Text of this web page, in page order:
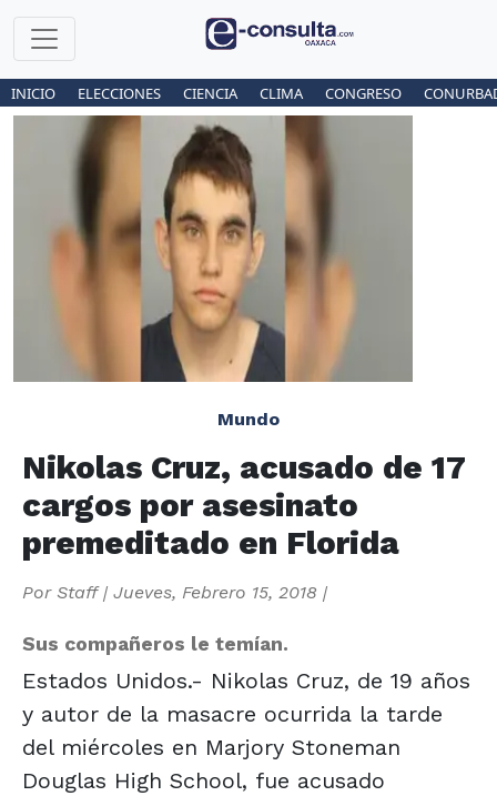
INICIO ELECCIONES CIENCIA CLIMA CONGRESO
Mundo
Nikolas Cruz, acusado de 17
cargos por asesinato
premeditado en Florida
Por Staff| Jueves, Febrero 15, 2018 |
Sus compañeros le temían.
Estados Unidos.- Nikolas Cruz, de 19 años
y autor de la masacre ocurrida la tarde
del miércoles en Marjory Stoneman
Douglas High School, fue acusado